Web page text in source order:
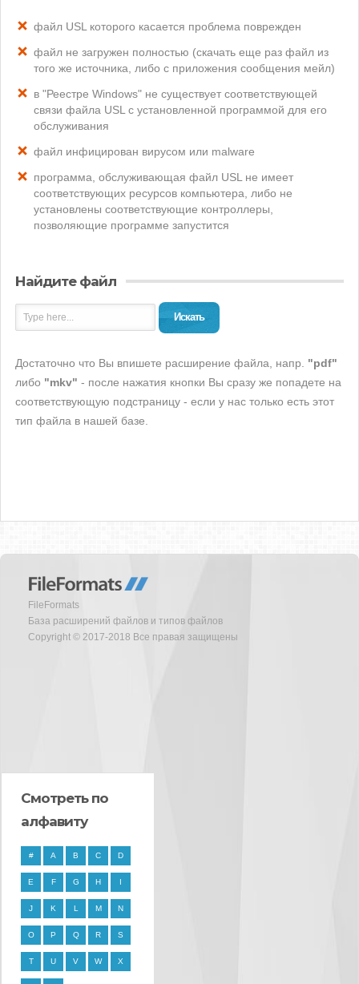
файл USL которого касается проблема поврежден
файл не загружен полностью (скачать еще раз файл из
того же источника, либо с приложения сообщения мейл)
в "Реестре Windows" не существует соответствующей
связи файла USL с установленной программой для его
обслуживания
файл инфицирован вирусом или malware
программа, обслуживающая файл USL не имеет
соответствующих ресурсов компьютера, либо не
установлены соответствующие контроллеры,
позволяющие программе запустится
Найдите файл
Искать
Достаточно что Вы впишете расширение файла, напр. "pdf"
либо "mkv" - после нажатия кнопки Вы сразу же попадете на
соответствующую подстраницу - если у нас только есть этот
тип файла в нашей базе.
FileFormats
База расширений файлов и типов файлов
Copyright © 2017-2018 Все правая защищены
Смотреть по
алфавиту
# A B C D
E F G H I
J K L M N
O P Q R S
T U V W X